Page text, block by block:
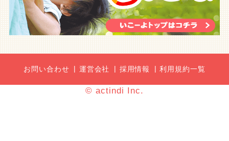
お問い合わせ 運営会社 採用情報 利用規約一覧
© actindi Inc.